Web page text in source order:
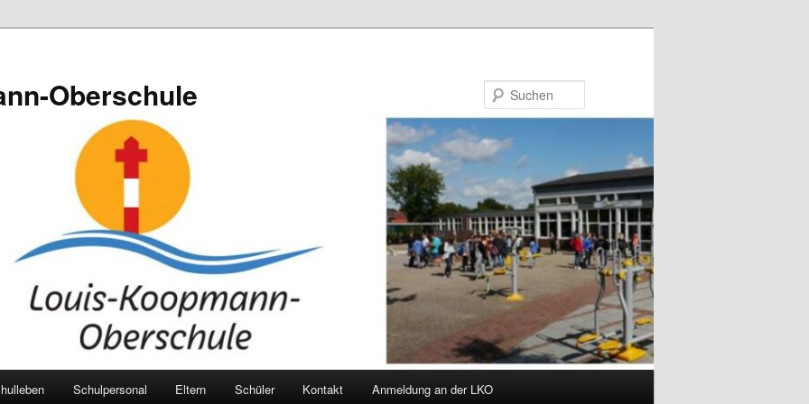
Oberschule
Schulpersonal Eltern Schüler Kontakt Anmeldung an der LKO